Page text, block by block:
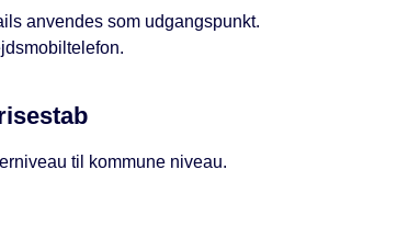
anvendes som udgangspunkt.
til kommune niveau.